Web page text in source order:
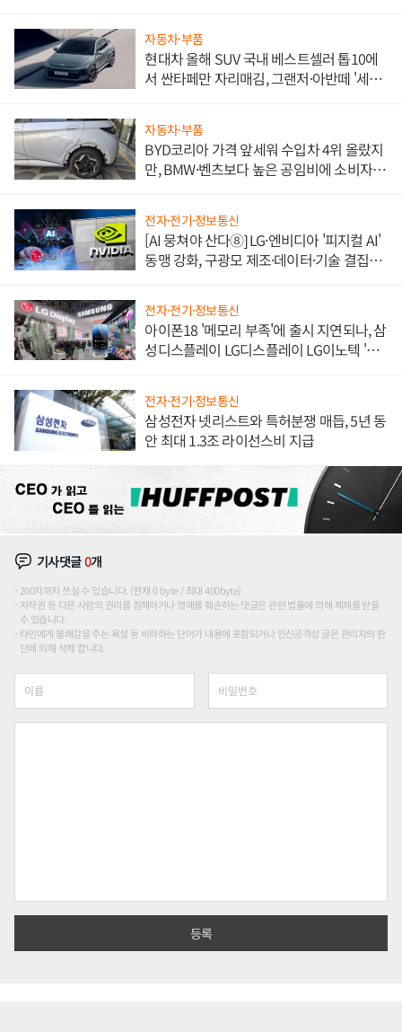
자동차·부품
현대차 올해 SUV 국내 베스트셀러 톱10에
서 싼타페만 자리매김, 그랜저·아반떼 '세단
자동차·부품
BYD코리아 가격 앞세워 수입차 4위 올랐지
만, BMW·벤츠보다 높은 공임비에 소비자
전자·전기·정보통신
[AI 뭉쳐야 산다⑧] LG·엔비디아 '피지컬 AI'
동맹 강화, 구광모 제조·데이터·기술 결집
전자·전기·정보통신
아이폰18 '메모리 부족'에 출시 지연되나, 삼
성디스플레이 LG디스플레이 LG이노텍 '탈
전자·전기·정보통신
삼성전자 넷리스트와 특허분쟁 매듭, 5년 동
안 최대 1.3조 라이선스비 지급
기사댓글0개
200자까지 쓰실 수 있습니다. (현재 0 byte / 최대 400byte)
저작권 등 다른 사람의 권리를 침해하거나 명예를 훼손하는 댓글은 관련 법률에 의해 제재를 받을
수 있습니다.
타인에게 불쾌감을 주는 욕설 등 비하하는 단어가 내용에 포함되거나 인신공격성 글은 관리자의 판
단에 의해 삭제 합니다.